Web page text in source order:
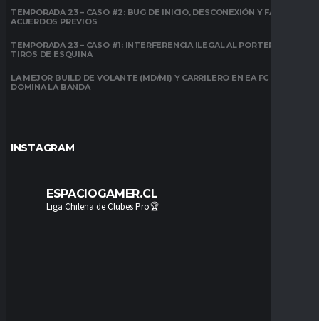
TEMPORADA 23 – CASO #2: BUG DE INICIO, DESCONEXIÓN Y FALTA DE
ACUERDOS PREVIOS
TEMPORADA 23 – CASO #1: INTERFERENCIA ILEGAL AL PORTERO EN
TIROS DE ESQUINA
LA MEJOR BUILD DE VOLANTE (MD/MI) Y CARRILERO EN EA FC 26:
DOMINA LA BANDA
INSTAGRAM
ESPACIOGAMER.CL
Liga Chilena de Clubes Pro🏆